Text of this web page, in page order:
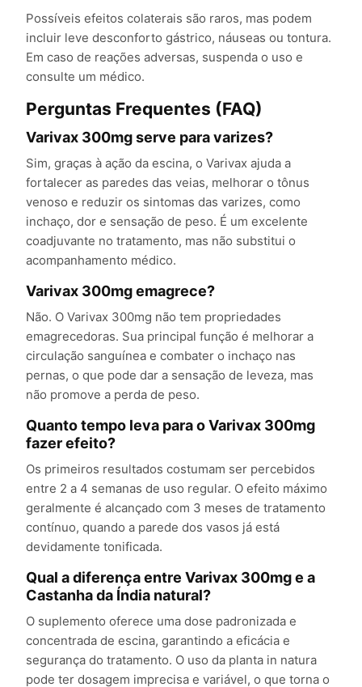
Possíveis efeitos colaterais são raros, mas podem
incluir leve desconforto gástrico, náuseas ou tontura.
Em caso de reações adversas, suspenda o uso e
consulte um médico.
Perguntas Frequentes (FAQ)
Varivax 300mg serve para varizes?
Sim, graças à ação da escina, o Varivax ajuda a
fortalecer as paredes das veias, melhorar o tônus
venoso e reduzir os sintomas das varizes, como
inchaço, dor e sensação de peso. É um excelente
coadjuvante no tratamento, mas não substitui o
acompanhamento médico.
Varivax 300mg emagrece?
Não. O Varivax 300mg não tem propriedades
emagrecedoras. Sua principal função é melhorar a
circulação sanguínea e combater o inchaço nas
pernas, o que pode dar a sensação de leveza, mas
não promove a perda de peso.
Quanto tempo leva para o Varivax 300mg
fazer efeito?
Os primeiros resultados costumam ser percebidos
entre 2 a 4 semanas de uso regular. O efeito máximo
geralmente é alcançado com 3 meses de tratamento
contínuo, quando a parede dos vasos já está
devidamente tonificada.
Qual a diferença entre Varivax 300mg e a
Castanha da Índia natural?
O suplemento oferece uma dose padronizada e
concentrada de escina, garantindo a eficácia e
segurança do tratamento. O uso da planta in natura
pode ter dosagem imprecisa e variável, o que torna o